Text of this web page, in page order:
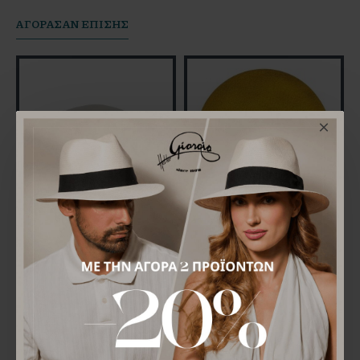
AΓΟΡΆΣΑΝ ΕΠΊΣΗΣ
Boater Hat Feltro Λευκό Μπερέ Laulhere Curcuma
49,00€
ΜΠΟΡΕΊ ΝΑ ΣΑΣ ΑΡΈΣΕΙ